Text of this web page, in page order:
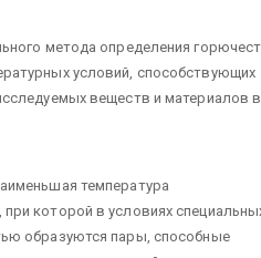
метода определения
условий, способствующих
веществ и материалов в
температура
которой в условиях
образуются пары, способные